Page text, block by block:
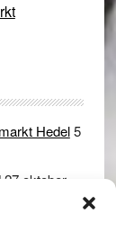
Hedel5
27 oktober